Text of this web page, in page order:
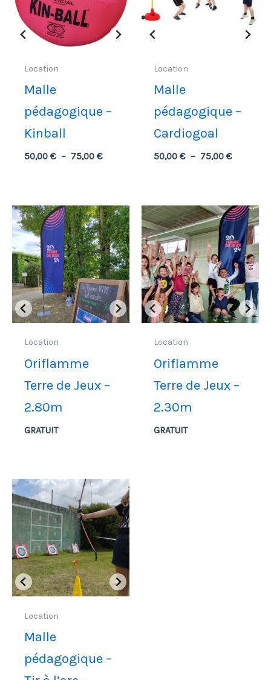
Location
Malle
pédagogique –
Kinball
50,00€ – 75,00€Plage
75,00 €
Location
Malle
pédagogique –
Cardiogoal
50,00€ – 75,00€Plage
75,00 €
Location
Oriflamme
Terre de Jeux –
2.80m
GRATUIT
Location
Oriflamme
Terre de Jeux –
2.30m
GRATUIT
Location
Malle
pédagogique –